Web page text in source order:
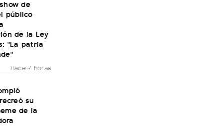
de
público
de la Ley
"La patria
Hace 7 horas
su
de la